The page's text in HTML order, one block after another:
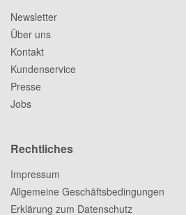
Newsletter
Über uns
Kontakt
Kundenservice
Presse
Jobs
Rechtliches
Impressum
Allgemeine Geschäftsbedingungen
Erklärung zum Datenschutz